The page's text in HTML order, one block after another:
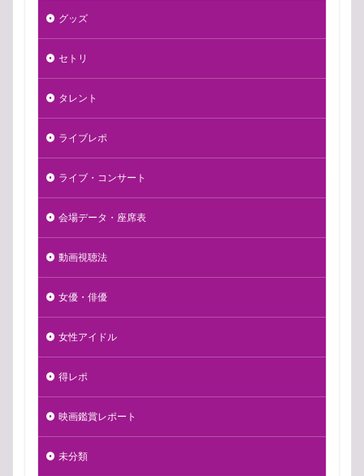
グッズ
セトリ
タレント
ライブレポ
ライブ・コンサート
会場データ・座席表
動画視聴法
女優・俳優
女性アイドル
得レポ
映画鑑賞レポート
未分類